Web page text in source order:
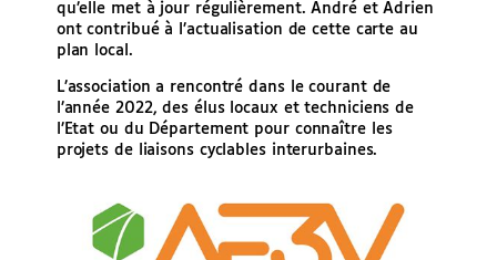
qu’elle met à jour régulièrement. André et Adrien
ont contribué à l’actualisation de cette carte au
plan local.
L’association a rencontré dans le courant de
l’année 2022, des élus locaux et techniciens de
l’Etat ou du Département pour connaître les
projets de liaisons cyclables interurbaines.